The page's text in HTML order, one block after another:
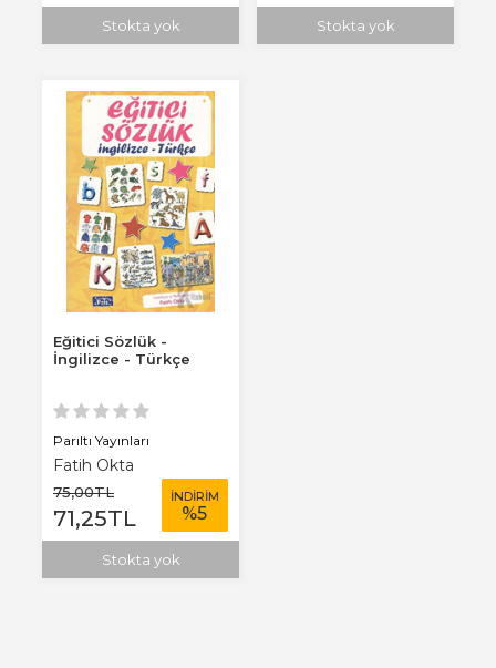
Stokta yok Stokta yok
Eğitici Sözlük -
İngilizce - Türkçe
Parıltı Yayınları
Fatih Okta
75,00TL
71,25TL
İNDİRİM
%5
Stokta yok